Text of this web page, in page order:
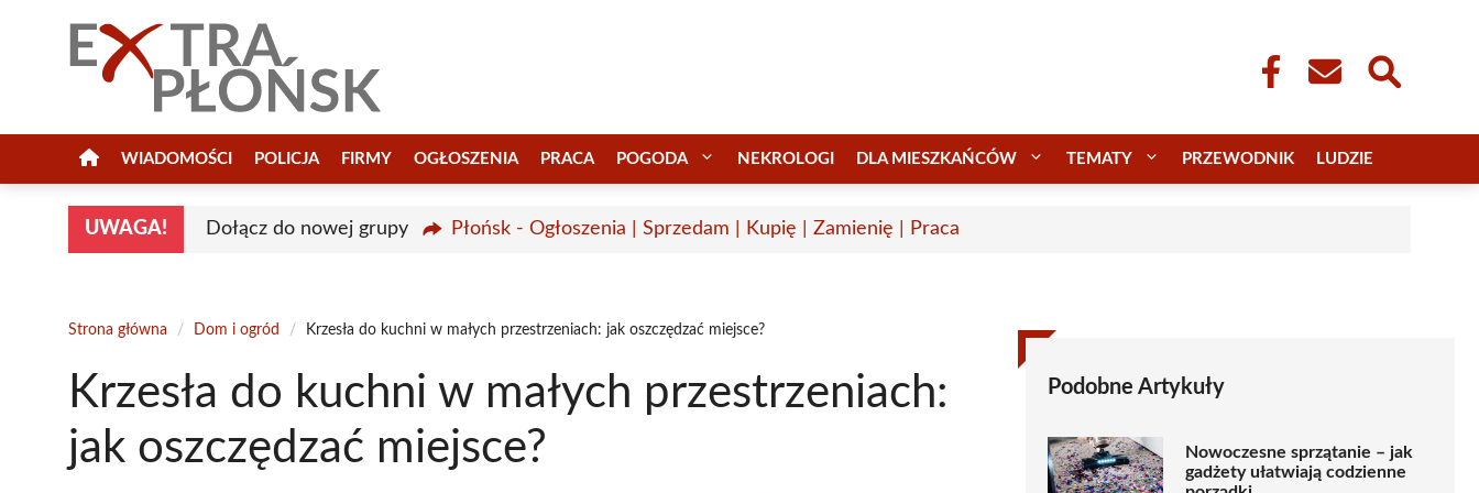
WIADOMOŚCI POLICJA FIRMY OGŁOSZENIA PRACA POGODA NEKROLOGI DLA MIESZKAŃCÓW TEMATY PRZEWODNIK LUDZIE
UWAGA! Dołącz do nowej grupy Płońsk - Ogłoszenia | Sprzedam | Kupię | Zamienię | Praca
Strona główna / Dom i ogród / Krzesła do kuchni w małych przestrzeniach: jak oszczędzać miejsce?
Krzesła do kuchni w małych przestrzeniach:
jak oszczędzać miejsce?
Podobne Artykuły
Nowoczesne sprzątanie – jak
gadżety ułatwiają codzienne